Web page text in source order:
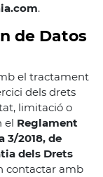
.
de Datos
el tractament
dels drets
limitació o
el Reglament
3/2018, de
dels Drets
contactar amb